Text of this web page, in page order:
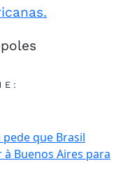
que Brasil
Buenos Aires para